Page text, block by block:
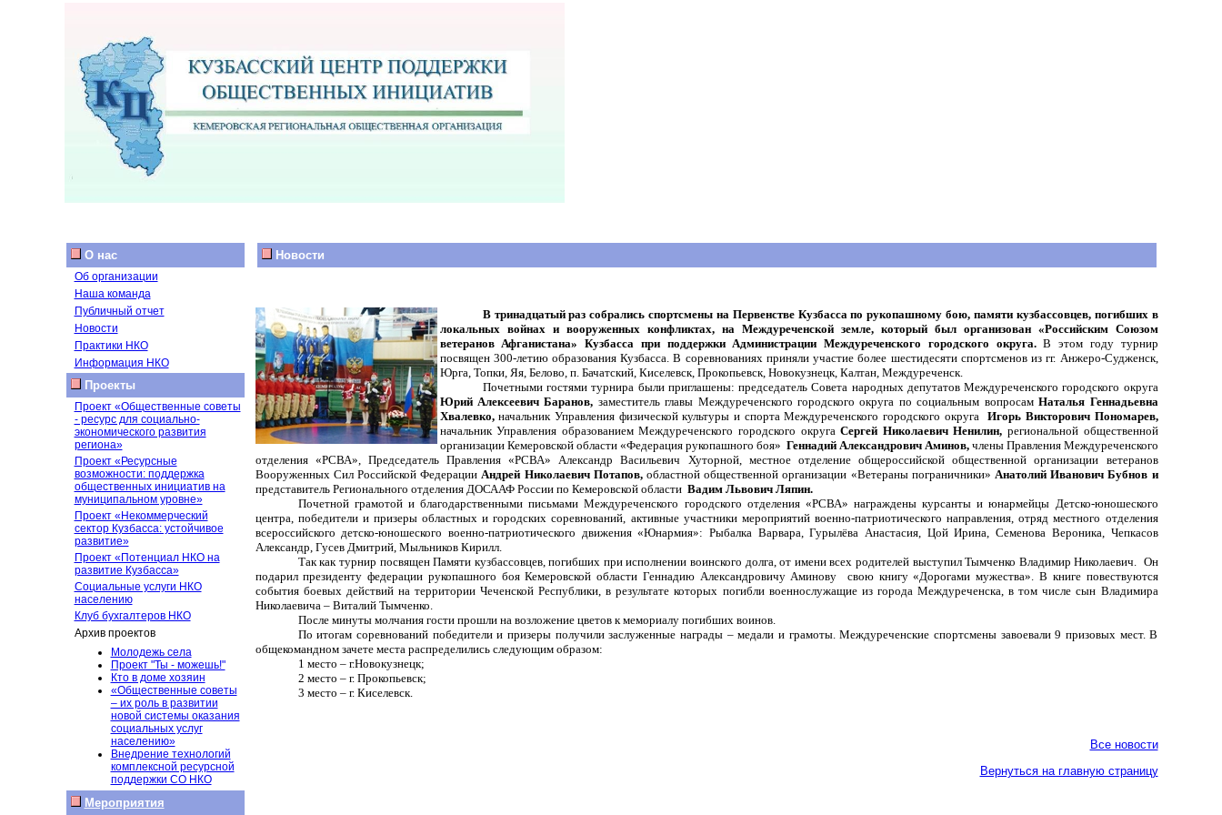
О нас
Об организации
Наша команда
Публичный отчет
Новости
Практики НКО
Информация НКО
Проекты
Проект «Общественные советы
- ресурс для социально-
экономического развития
региона»
Проект «Ресурсные
возможности: поддержка
общественных инициатив на
муниципальном уровне»
Проект «Некоммерческий
сектор Кузбасса: устойчивое
развитие»
Проект «Потенциал НКО на
развитие Кузбасса»
Социальные услуги НКО
населению
Клуб бухгалтеров НКО
Архив проектов
Молодежь села
Проект "Ты - можешь!"
Кто в доме хозяин
«Общественные советы
– их роль в развитии
новой системы оказания
социальных услуг
населению»
Внедрение технологий
комплексной ресурсной
поддержки СО НКО
Мероприятия
Новости
В тринадцатый раз собрались спортсмены на Первенстве Кузбасса по рукопашному бою, памяти кузбассовцев, погибших в
локальных войнах и вооруженных конфликтах, на Междуреченской земле, который был организован «Российским Союзом
ветеранов Афганистана» Кузбасса при поддержки Администрации Междуреченского городского округа.В этом году турнир
посвящен 300-летию образования Кузбасса. В соревнованиях приняли участие более шестидесяти спортсменов из гг. Анжеро-Судженск,
Юрга, Топки, Яя, Белово, п. Бачатский, Киселевск, Прокопьевск, Новокузнецк, Калтан, Междуреченск.
Почетными гостями турнира были приглашены: председатель Совета народных депутатов Междуреченского городского округа
Юрий Алексеевич Баранов, заместитель главы Междуреченского городского округа по социальным вопросамНаталья Геннадьевна
Хвалевко,начальник Управления физической культуры и спорта Междуреченского городского округа
Игорь Викторович Пономарев,
начальник Управления образованием Междуреченского городского округаСергей Николаевич Ненилин, региональной общественной
организации Кемеровской области «Федерация рукопашного боя» Геннадий Александрович Аминов, члены Правления Междуреченского
отделения «РСВА», Председатель Правления «РСВА» Александр Васильевич Хуторной, местное отделение общероссийской общественной организации ветеранов
Вооруженных Сил Российской Федерации Андрей Николаевич Потапов,областной общественной организации «Ветераны пограничники» Анатолий Иванович Бубнов и
представитель Регионального отделения ДОСААФ России по Кемеровской области Вадим Львович Ляпин.
Почетной грамотой и благодарственными письмами Междуреченского городского отделения «РСВА» награждены курсанты и юнармейцы Детско-юношеского
центра, победители и призеры областных и городских соревнований, активные участники мероприятий военно-патриотического направления, отряд местного отделения
всероссийского детско-юношеского военно-патриотического движения «Юнармия»: Рыбалка Варвара, Гурылёва Анастасия, Цой Ирина, Семенова Вероника, Чепкасов
Александр, Гусев Дмитрий, Мыльников Кирилл.
Так как турнир посвящен Памяти кузбассовцев, погибших при исполнении воинского долга, от имени всех родителей выступил Тымченко Владимир Николаевич.
Он
подарил президенту федерации рукопашного боя Кемеровской области Геннадию Александровичу Аминову
свою книгу «Дорогами мужества». В книге повествуются
события боевых действий на территории Чеченской Республики, в результате которых погибли военнослужащие из города Междуреченска, в том числе сын Владимира
Николаевича – Виталий Тымченко.
После минуты молчания гости прошли на возложение цветов к мемориалу погибших воинов.
По итогам соревнований победители и призеры получили заслуженные награды – медали и грамоты. Междуреченские спортсмены завоевали 9 призовых мест. В
общекомандном зачете места распределились следующим образом:
1 место – г.Новокузнецк;
2 место – г. Прокопьевск;
3 место – г. Киселевск.
Все новости
Вернуться на главную страницу